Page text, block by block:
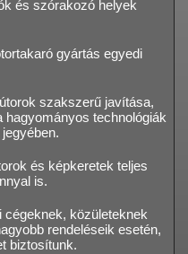
és szórakozó helyek
gyártás egyedi
szakszerű javítása,
hagyományos technológiák
és képkeretek teljes
is.
cégeknek, közületeknek
rendeléseik esetén,
biztosítunk.